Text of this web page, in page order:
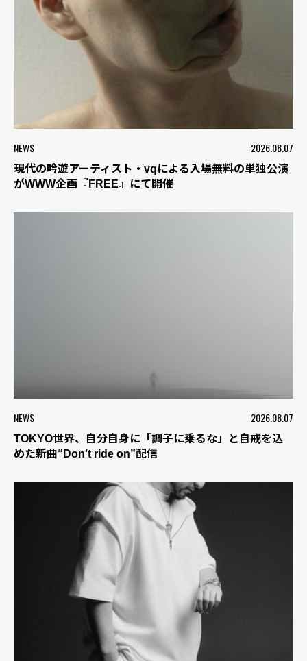
NEWS 2026.08.07
現代の吟遊アーティスト・vqによる入場無料の単独公演
がWWW企画『FREE』にて開催
NEWS 2026.08.07
TOKYO世界、自分自身に「調子に乗るな」と自戒を込
めた新曲“Don’t ride on”配信